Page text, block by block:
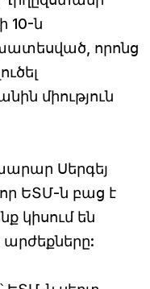
10-ն
որոնց
միություն
Սերգեյ
ԵՏՄ-ն բաց է
կիսում են